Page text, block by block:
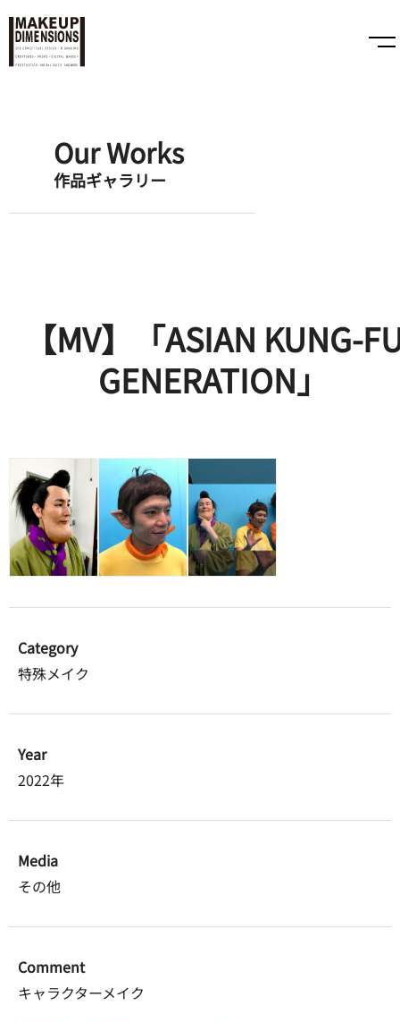
Our Works
作品ギャラリー
【MV】「ASIAN KUNG-
GENERATION」
Category
特殊メイク
Year
2022年
Media
その他
Comment
キャラクターメイク